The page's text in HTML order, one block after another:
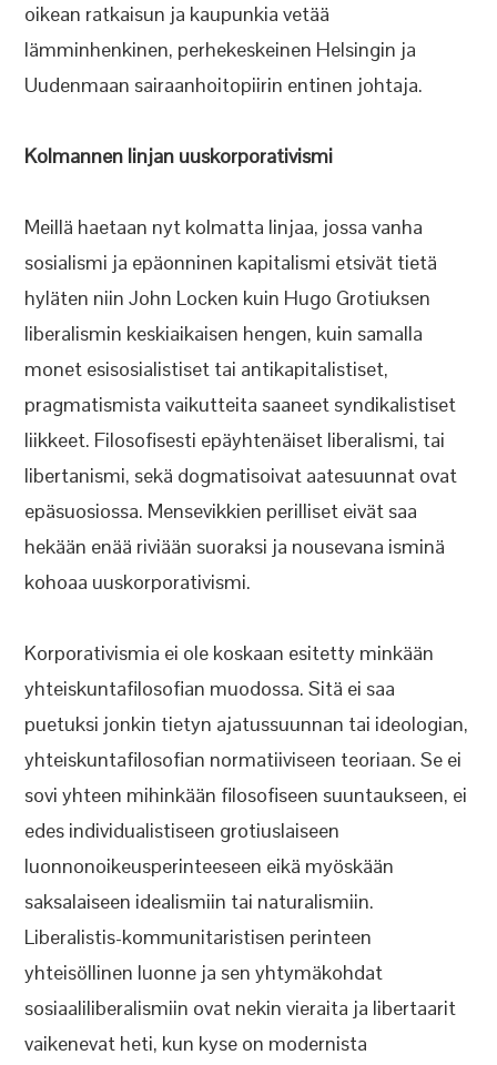
oikean ratkaisun ja kaupunkia vetää
lämminhenkinen, perhekeskeinen Helsingin ja
Uudenmaan sairaanhoitopiirin entinen johtaja.
Kolmannen linjan uuskorporativismi
Meillä haetaan nyt kolmatta linjaa, jossa vanha
sosialismi ja epäonninen kapitalismi etsivät tietä
hyläten niin John Locken kuin Hugo Grotiuksen
liberalismin keskiaikaisen hengen, kuin samalla
monet esisosialistiset tai antikapitalistiset,
pragmatismista vaikutteita saaneet syndikalistiset
liikkeet. Filosofisesti epäyhtenäiset liberalismi, tai
libertanismi, sekä dogmatisoivat aatesuunnat ovat
epäsuosiossa. Mensevikkien perilliset eivät saa
hekään enää riviään suoraksi ja nousevana isminä
kohoaa uuskorporativismi.
Korporativismia ei ole koskaan esitetty minkään
yhteiskuntafilosofian muodossa. Sitä ei saa
puetuksi jonkin tietyn ajatussuunnan tai ideologian,
yhteiskuntafilosofian normatiiviseen teoriaan. Se ei
sovi yhteen mihinkään filosofiseen suuntaukseen, ei
edes individualistiseen grotiuslaiseen
luonnonoikeusperinteeseen eikä myöskään
saksalaiseen idealismiin tai naturalismiin.
Liberalistis-kommunitaristisen perinteen
yhteisöllinen luonne ja sen yhtymäkohdat
sosiaaliliberalismiin ovat nekin vieraita ja libertaarit
vaikenevat heti, kun kyse on modernista